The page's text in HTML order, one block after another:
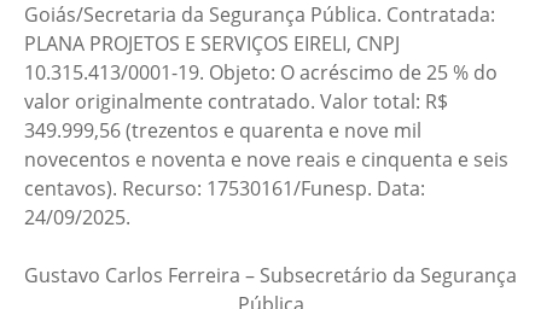
Goiás/Secretaria da Segurança Pública. Contratada:
PLANA PROJETOS E SERVIÇOS EIRELI, CNPJ
10.315.413/0001-19. Objeto: O acréscimo de 25 % do
valor originalmente contratado. Valor total: R$
349.999,56 (trezentos e quarenta e nove mil
novecentos e noventa e nove reais e cinquenta e seis
centavos). Recurso: 17530161/Funesp. Data:
24/09/2025.
Gustavo Carlos Ferreira – Subsecretário da Segurança